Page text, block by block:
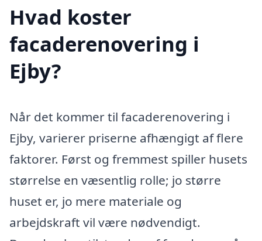
Hvad koster
facaderenovering i
Ejby?
Når det kommer til facaderenovering i
Ejby, varierer priserne afhængigt af flere
faktorer. Først og fremmest spiller husets
størrelse en væsentlig rolle; jo større
huset er, jo mere materiale og
arbejdskraft vil være nødvendigt.